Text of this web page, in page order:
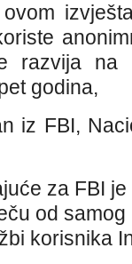
razvija
godina,
iz FBI,
za FBI
od
korisnika